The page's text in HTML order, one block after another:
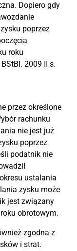
Dopiero gdy
poprzez
roku
2009 II s.
przez określone
rachunku
nie jest już
poprzez
podatnik nie
ustalania
zysku może
jest związany
obrotowym.
zgodna z
i strat.